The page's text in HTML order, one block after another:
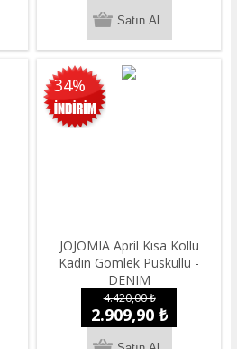
34%
JOJOMIA April Kısa Kollu
Kadın Gömlek Püsküllü -
DENIM
4.420,00 ₺
2.909,90 ₺